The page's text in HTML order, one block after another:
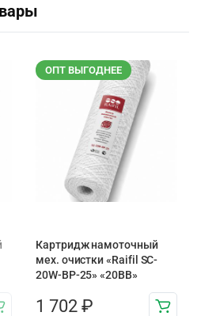
ОПТ ВЫГОДНЕЕ
Картридж намоточный
мех. очистки «Raifil SC-
20W-BP-25» «20BB»
1 702 ₽